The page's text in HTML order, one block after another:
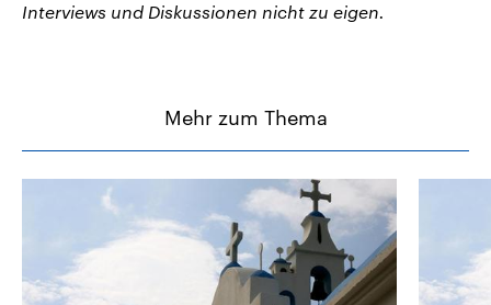
Interviews und Diskussionen nicht zu eigen.
Mehr zum Thema